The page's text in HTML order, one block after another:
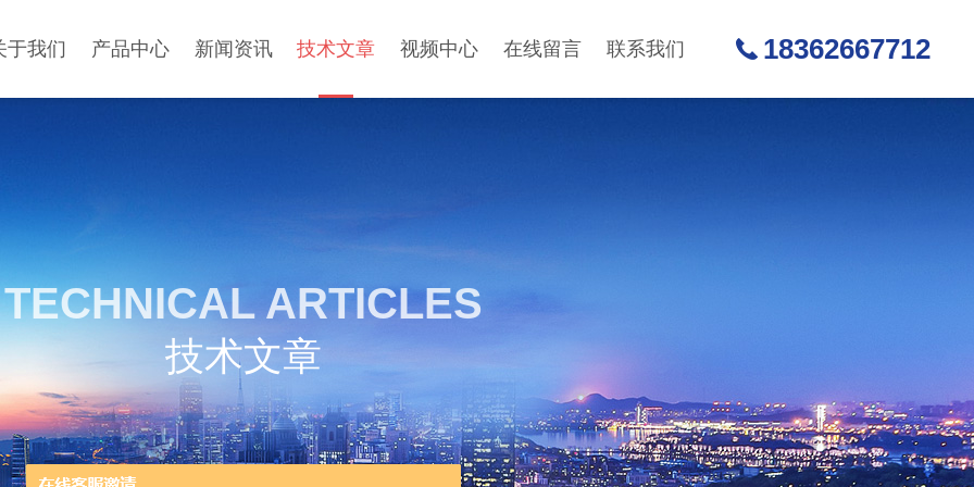
于我们 产品中心 新闻资讯 技术文章 视频中心 在线留言 联系我们 18362667712
TECHNICAL ARTICLES
技术文章